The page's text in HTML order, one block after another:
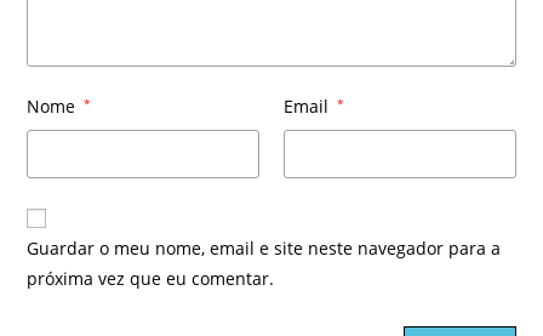
Nome * Email *
Guardar o meu nome, email e site neste navegador para a
próxima vez que eu comentar.